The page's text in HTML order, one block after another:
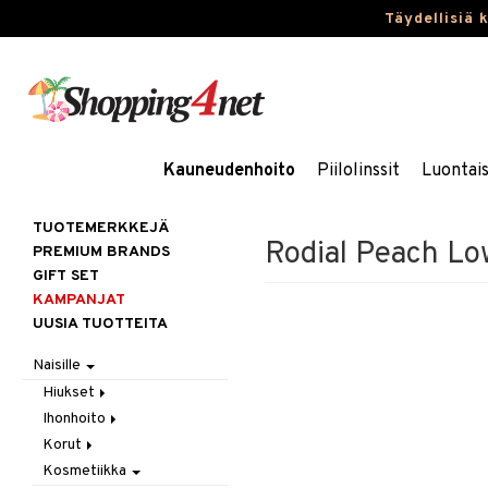
Täydellisiä
Kauneudenhoito Piilolinssit
Rodial Peach
TUOTEMERKKEJÄ
PREMIUM BRANDS
GIFT SET
KAMPANJAT
UUSIA TUOTTEITA
Naisille
Hiukset
Gift Set
Harjat / Kammat
Hiuskuurit
Ihonhoito
Aurinkotuotteet
Erikoistuotteet
Korut
Kaulakorut
Kosmetiikka